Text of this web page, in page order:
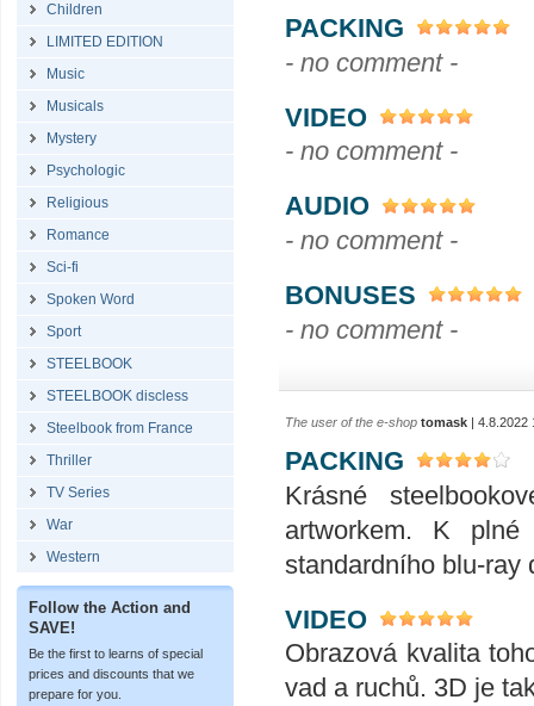
Children
LIMITED EDITION
Music
Musicals
Mystery
Psychologic
Religious
Romance
Sci-fi
Spoken Word
Sport
STEELBOOK
STEELBOOK discless
Steelbook from France
Thriller
TV Series
War
Western
Follow the Action and
SAVE!
Be the first to learns of special
prices and discounts that we
prepare for you.
PACKING
- no comment -
VIDEO
- no comment -
AUDIO
- no comment -
BONUSES
- no comment -
The user of the e-shop tomask | 4.8.2022
PACKING
Krásné
artworkem. K
standardního blu-ray
VIDEO
Obrazová kvalita
vad a ruchů. 3D je